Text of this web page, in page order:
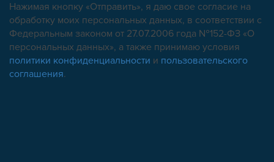
Нажимая кнопку «Отправить», я даю свое согласие на
обработку моих персональных данных, в соответствии с
Федеральным законом от 27.07.2006 года №152-ФЗ «О
персональных данных», а также принимаю условия
политики конфиденциальности и пользовательского
соглашения.